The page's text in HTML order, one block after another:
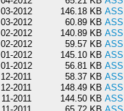
03-2012 146.18 KB
03-2012 60.89 KB
02-2012 140.89 KB
02-2012 59.57 KB
01-2012 145.10 KB
01-2012 56.81 KB
12-2011 58.37 KB
12-2011 148.49 KB
11-2011 144.50 KB